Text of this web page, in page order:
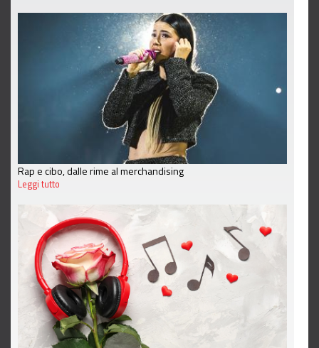
Rap e cibo, dalle rime al merchandising
Leggi tutto